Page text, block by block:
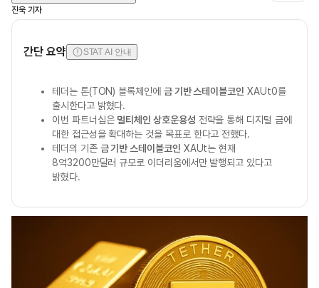
진욱 기자
간단 요약 STAT AI 안내
테더는 톤(TON) 블록체인에 금 기반 스테이블코인 XAUt0를
출시한다고 밝혔다.
이번 파트너십은 멀티체인 상호운용성 전략을 통해 디지털 금에
대한 접근성을 확대하는 것을 목표로 한다고 전했다.
테더의 기존 금 기반 스테이블코인 XAUt는 현재
8억3200만달러 규모로 이더리움에서만 발행되고 있다고
밝혔다.